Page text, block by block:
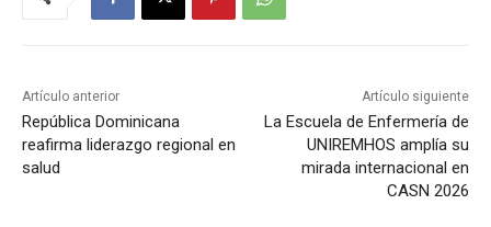
Artículo anterior
República Dominicana
reafirma liderazgo regional en
salud
Artículo siguiente
La Escuela de Enfermería de
UNIREMHOS amplía su
mirada internacional en
CASN 2026